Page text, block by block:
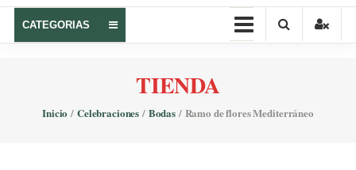
online
CATEGORIAS
TIENDA
Inicio / Celebraciones / Bodas / Ramo de flores Mediterráneo